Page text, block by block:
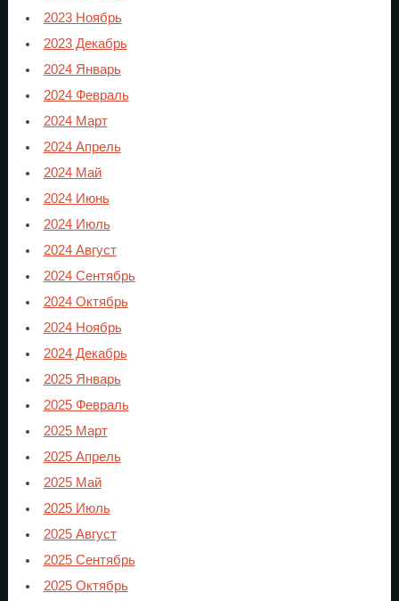
2023 Ноябрь
2023 Декабрь
2024 Январь
2024 Февраль
2024 Март
2024 Апрель
2024 Май
2024 Июнь
2024 Июль
2024 Август
2024 Сентябрь
2024 Октябрь
2024 Ноябрь
2024 Декабрь
2025 Январь
2025 Февраль
2025 Март
2025 Апрель
2025 Май
2025 Июль
2025 Август
2025 Сентябрь
2025 Октябрь